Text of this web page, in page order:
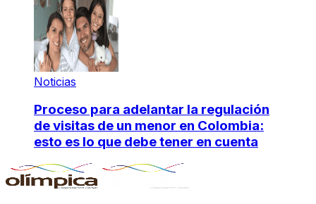
Noticias
Proceso para adelantar la regulación
de visitas de un menor en Colombia:
esto es lo que debe tener en cuenta